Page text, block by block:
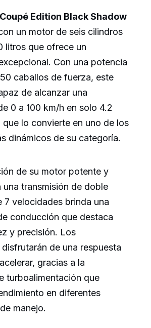
Edition Black Shadow
un motor de seis cilindros
litros que ofrece un
Con una potencia
caballos de fuerza, este
de alcanzar una
0 a 100 km/h en solo 4.2
que lo convierte en uno de los
dinámicos de su categoría.
de su motor potente y
transmisión de doble
7 velocidades brinda una
conducción que destaca
y precisión. Los
de una respuesta
gracias a la
turboalimentación que
en diferentes
manejo.